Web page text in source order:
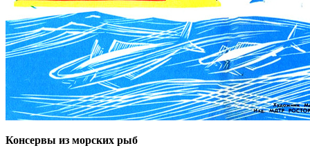
Консервы из морских рыб